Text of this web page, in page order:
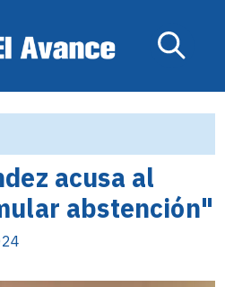
acusa al
abstención"